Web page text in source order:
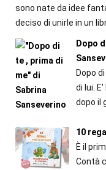
sono nate da idee
deciso di unirle in un
Dopo
Dopo
di lui.
dopo il
10
È il
Contà